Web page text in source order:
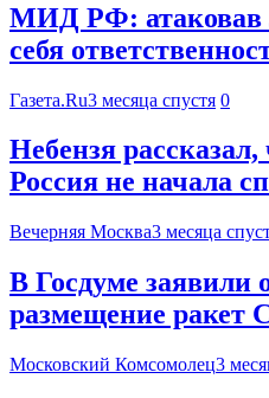
МИД РФ: атаковав
себя
Газета.Ru3 месяца спустя 0
Небензя
Россия не начала
Вечерняя Москва3 месяца
В Госдуме заявили
размещение
Московский Комсомолец3